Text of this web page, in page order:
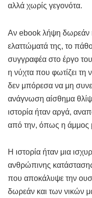
αλλά χωρίς γεγονότα.
Αν ebook λήψη δωρεάν η
ελαττώματά της, το
συγγραφέα στο έργο
η νύχτα που φωτίζει τη
δεν μπόρεσα να μη
ανάγνωση αίσθημα
ιστορία ήταν αργά,
από την, όπως η άμμος
Η ιστορία ήταν μια
ανθρώπινης
που αποκάλυψε την
δωρεάν και των νικών